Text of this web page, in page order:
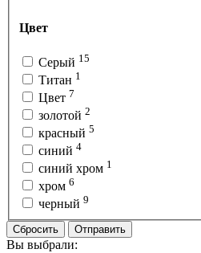
Цвет
Серый 15
Титан 1
Цвет 7
золотой 2
красный 5
синий 4
синий хром 1
хром 6
черный 9
Сбросить Отправить
Вы выбрали: